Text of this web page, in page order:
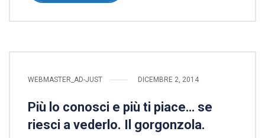
WEBMASTER_AD-JUST DICEMBRE 2, 2014
Più lo conosci e più ti piace… se
riesci a vederlo. Il gorgonzola.